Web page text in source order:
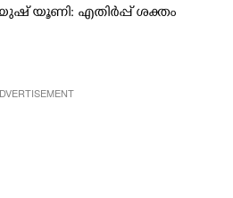
യൂണി: എതിർപ്പ് ശക്തം